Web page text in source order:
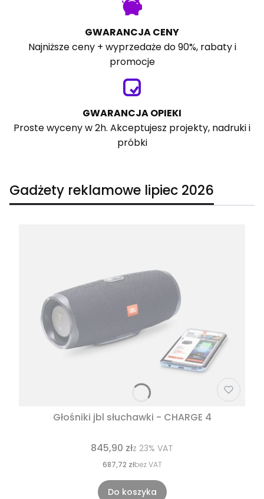
GWARANCJA CENY
Najniższe ceny + wyprzedaże do 90%, rabaty i
promocje
GWARANCJA OPIEKI
Proste wyceny w 2h. Akceptujesz projekty, nadruki i
próbki
Gadżety reklamowe lipiec 2026
Głośniki jbl słuchawki - CHARGE 4
845,90 złz 23% VAT
687,72 złbez VAT
Do koszyka